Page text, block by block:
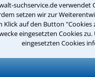
suchservice.de verwendet
setzen wir zur
Klick auf den Button
eingesetzten Cookies
eingesetzten Cookies